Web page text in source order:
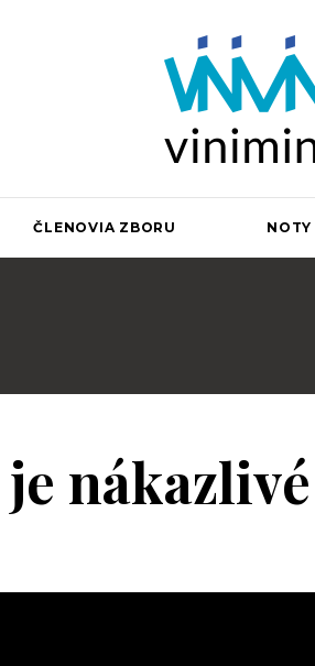
pri Saleziánoch Don Bosca v
ČLENOVIA ZBORU NOTY
nákazlivé